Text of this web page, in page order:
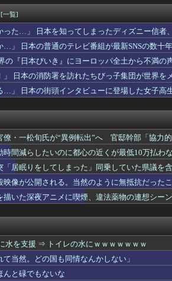
した最初の20人の王の武器を召喚で...
がよくね？
買えばいい?
がつくwwwwwww
るwwwwwww
ン廃止でTシャツ素材wwwwwww...
しようとしたが。Ｂ太「俺を置いてく...
ッシュがどうでも良くなる ”おっぱ...
気なくその話しただけなのに、そこか...
してる盗み撮り画像を見せて「あとは...
！」 → ネットで拡散された現場...
維持に衝撃！海外ファン「カー...
たときにむせ込むほどにクッッッサ！...
まうｗｗｗｗｗｗｗｗｗｗ
でリング復帰 対戦相手はクロちゃ...
な運動すればいいのさ？
麗・・・・
のに都心の近くが最低10万払わない...
て美味しく無くなる』って怒られた
カレー」で炎上するｗｗｗ
たちと写真を撮りまくってしまう…
[一覧]
った…」 日本を知ってしまったディズニー信者
」 日本の普通のテレビ番組が最新SNSの数十
『日本びいき』にヨーロッパ全土から不満の
日本の消防署を訪れたちびっ子集団が世界を
…」 日本の街頭インタビューに登場した女子高
僚・一松旬氏が“異例転出”へ 官邸幹部「協力的
時間減らしたいのに都心の近くが最低10万払わ
「居眠りをしてしまった」同乗していた県議を
映像が公開される。当然のように無抵抗だった
描いた深夜アニメに喫煙、違法薬物の連想シー
水を支援 ⇒ トイレの水にｗｗｗｗｗｗｗ
当然。どの国も同情なんかしない」
んと碌でもないな